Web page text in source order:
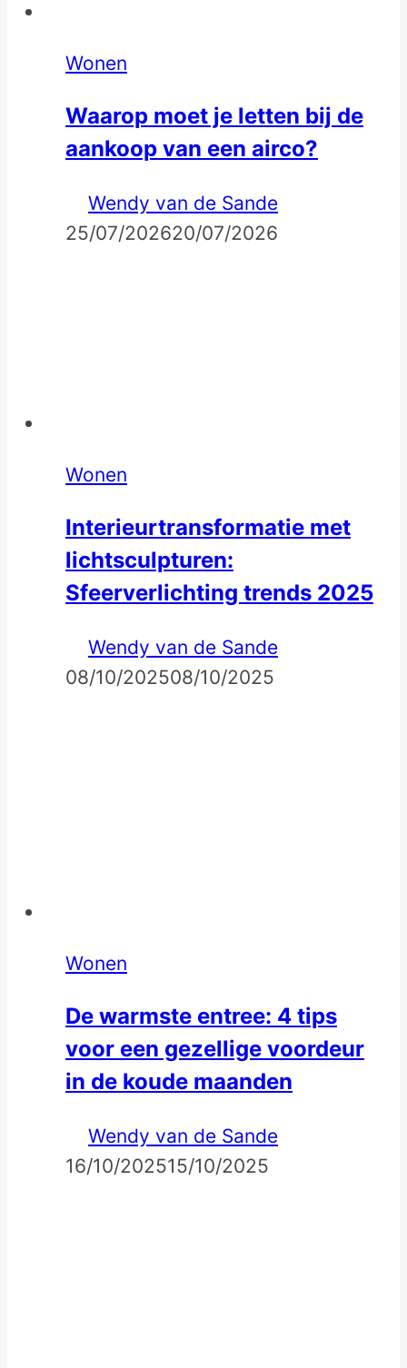
Wonen
Waarop moet je letten bij de
aankoop van een airco?
Wendy van de Sande
25/07/202620/07/2026
Wonen
Interieurtransformatie met
lichtsculpturen:
Sfeerverlichting trends 2025
Wendy van de Sande
08/10/202508/10/2025
Wonen
De warmste entree: 4 tips
voor een gezellige voordeur
in de koude maanden
Wendy van de Sande
16/10/202515/10/2025